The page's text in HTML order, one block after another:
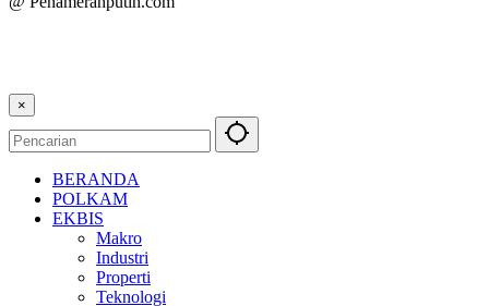
×
BERANDA
POLKAM
EKBIS
Makro
Industri
Properti
Teknologi